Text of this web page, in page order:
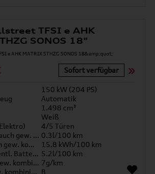
TFSI e AHK
SONOS 18"
Sofort verfügbar
150 kW (204 PS)
Automatik
1.498 cm³
Weiß
4/5 Türen
Kraftstoffverbrauch gew. kombiniert 0.3l/100 km
Stromverbrauch gew. kombiniert
15.8 kWh/100 km
Kraftst. komb. entl. Batterie 5.2l/100 km
CO2-Emission gew. kombiniert 7g/km
CO2-Klasse gew. kombiniert B